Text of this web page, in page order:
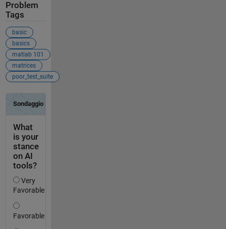
Problem
Tags
basic
basics
matlab 101
matrices
poor_test_suite